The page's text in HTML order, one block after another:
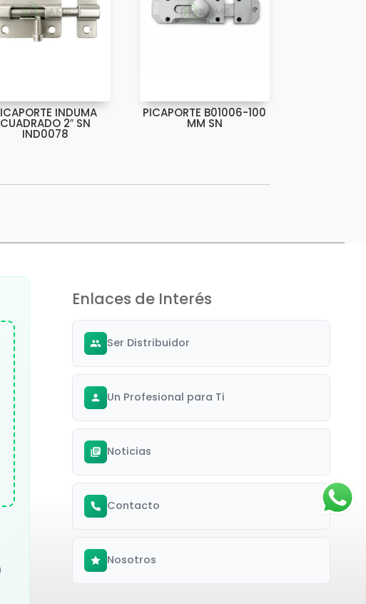
INDUMA
CUADRADO 2″ SN
IND0078
PICAPORTE B01006-100
MM SN
Enlaces de Interés
Ser Distribuidor
Un Profesional para Ti
Noticias
Contacto
Nosotros